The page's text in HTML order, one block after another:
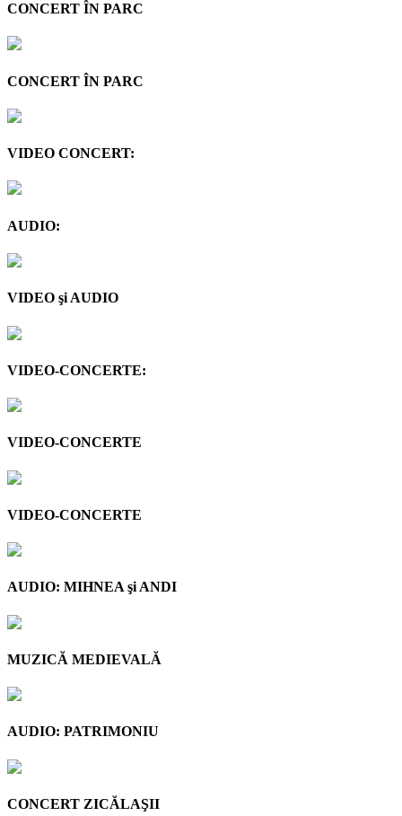
CONCERT ÎN PARC
CONCERT ÎN PARC
VIDEO CONCERT:
AUDIO:
VIDEO şi AUDIO
VIDEO-CONCERTE:
VIDEO-CONCERTE
VIDEO-CONCERTE
AUDIO: MIHNEA şi ANDI
MUZICĂ MEDIEVALĂ
AUDIO: PATRIMONIU
CONCERT ZICĂLAŞII